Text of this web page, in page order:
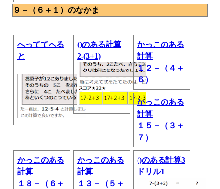
９－（６＋１）のなかま
へっててへる
と
()のある計算
2-(3+1)
かっこのある
計算
１２－（４＋
６）
かっこのある
計算
１５－（３＋
７）
かっこのある
計算
１８－（６＋
かっこのある
計算
１３－（５＋
()のある計算3
ドリル1